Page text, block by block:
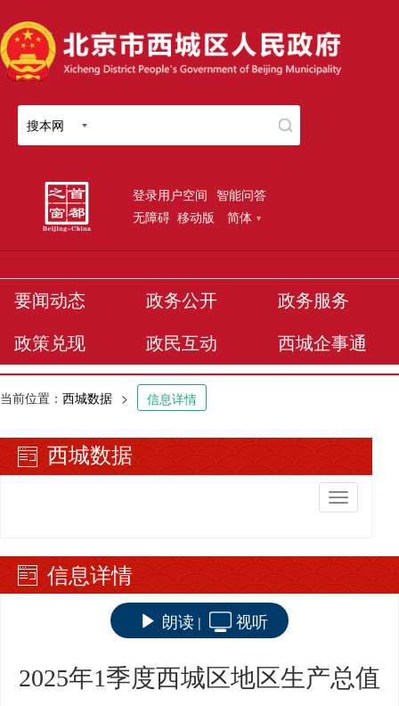
搜本网
登录用户空间 智能问答
无障碍 移动版 简体
要闻动态 政务公开 政务服务
政策兑现 政民互动 西城企事通
当前位置： 西城数据 > 信息详情
西城数据
切
换
航
信息详情
朗读 | 视听
2025年1季度西城区地区生产总值